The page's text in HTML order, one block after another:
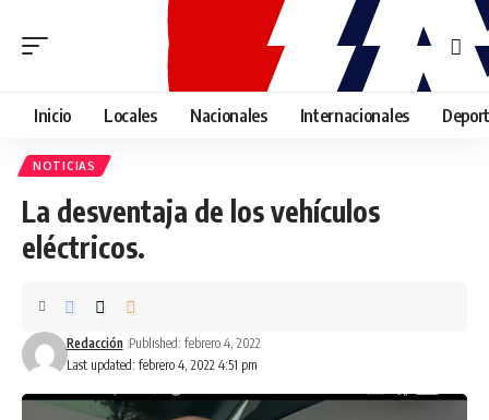
Inicio Locales Nacionales Internacionales
NOTICIAS
La desventaja de los vehículos
eléctricos.
Last updated: febrero 4, 2022 4:51 pm
Redacción Published: febrero 4, 2022